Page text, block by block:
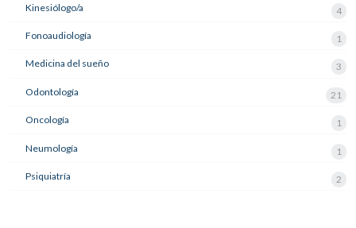
Kinesiólogo/a 4
Fonoaudiología 1
Medicina del sueño 3
Odontología 21
Oncología 1
Neumología 1
Psiquiatría 2